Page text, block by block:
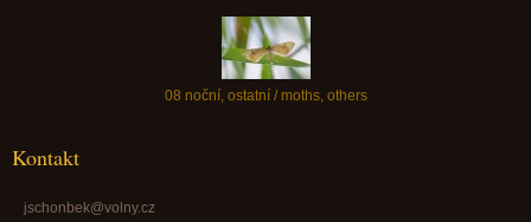
08 noční, ostatní / moths, others
Kontakt
jschonbek@volny.cz